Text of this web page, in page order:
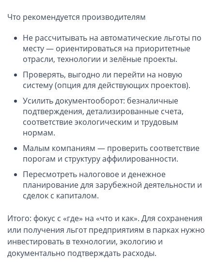
Открытие счёта
Открытие счета в платежной системе
Мерчант аккаунт
VAT номер (НДС)
Проверка названий Английских компаний
Регистрация торговой марки в UK и в Европе
Дополнительные услуги
Информация, статьи
Способы оплаты
Что рекомендуется производителям
Не рассчитывать на автоматические льготы по
месту — ориентироваться на приоритетные
отрасли, технологии и зелёные проекты.
Проверять, выгодно ли перейти на новую
систему (опция для действующих проектов).
Усилить документооборот: безналичные
подтверждения, детализированные счета,
соответствие экологическим и трудовым
нормам.
Малым компаниям — проверить соответствие
порогам и структуру аффилированности.
Пересмотреть налоговое и денежное
планирование для зарубежной деятельности и
сделок с капиталом.
Итого: фокус с «где» на «что и как». Для сохранения
или получения льгот предприятиям в парках нужно
инвестировать в технологии, экологию и
документально подтверждать расходы.